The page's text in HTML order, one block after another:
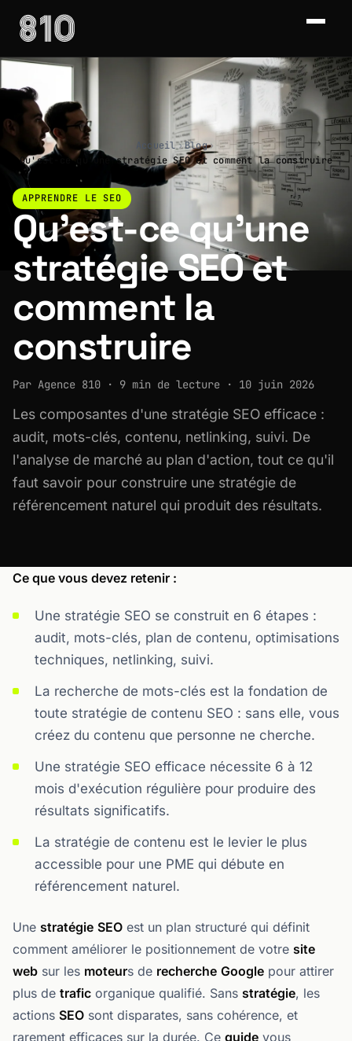
Accueil›Blog›
Qu'est-ce qu'une stratégie SEO et comment la construire
APPRENDRE LE SEO
Qu'est-ce qu'une
stratégie SEO et
comment la
construire
Par Agence 810 · 9 min de lecture · 10 juin 2026
Les composantes d'une stratégie SEO efficace :
audit, mots-clés, contenu, netlinking, suivi. De
l'analyse de marché au plan d'action, tout ce qu'il
faut savoir pour construire une stratégie de
référencement naturel qui produit des résultats.
Ce que vous devez retenir :
Une stratégie SEO se construit en 6 étapes :
audit, mots-clés, plan de contenu, optimisations
techniques, netlinking, suivi.
La recherche de mots-clés est la fondation de
toute stratégie de contenu SEO : sans elle, vous
créez du contenu que personne ne cherche.
Une stratégie SEO efficace nécessite 6 à 12
mois d'exécution régulière pour produire des
résultats significatifs.
La stratégie de contenu est le levier le plus
accessible pour une PME qui débute en
référencement naturel.
Une stratégie SEO est un plan structuré qui définit
comment améliorer le positionnement de votre site
web sur les moteurs de recherche Google pour attirer
plus de trafic organique qualifié. Sans stratégie, les
actions SEO sont disparates, sans cohérence, et
rarement efficaces sur la durée. Ce guide vous